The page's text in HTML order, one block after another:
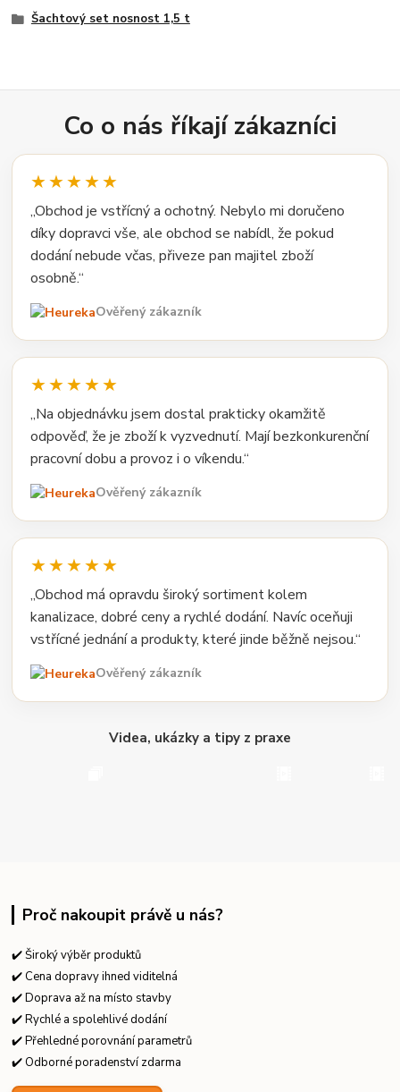
Šachtový set nosnost 1,5 t
Co o nás říkají zákazníci
★★★★★
„Obchod je vstřícný a ochotný. Nebylo mi doručeno
díky dopravci vše, ale obchod se nabídl, že pokud
dodání nebude včas, přiveze pan majitel zboží
osobně.“
Ověřený zákazník
★★★★★
„Na objednávku jsem dostal prakticky okamžitě
odpověď, že je zboží k vyzvednutí. Mají bezkonkurenční
pracovní dobu a provoz i o víkendu.“
Ověřený zákazník
★★★★★
„Obchod má opravdu široký sortiment kolem
kanalizace, dobré ceny a rychlé dodání. Navíc oceňuji
vstřícné jednání a produkty, které jinde běžně nejsou.“
Ověřený zákazník
Videa, ukázky a tipy z praxe
Proč nakoupit právě u nás?
✔️ Široký výběr produktů
✔️ Cena dopravy ihned viditelná
✔️ Doprava až na místo stavby
✔️ Rychlé a spolehlivé dodání
✔️ Přehledné porovnání parametrů
✔️ Odborné poradenství zdarma